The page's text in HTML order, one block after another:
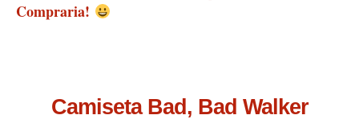
Compraria!
Camiseta Bad, Bad Walker